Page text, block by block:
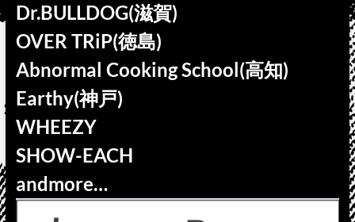
Dr.BULLDOG(滋賀)
OVER TRiP(徳島)
Abnormal Cooking School(高知)
Earthy(神戸)
WHEEZY
SHOW-EACH
andmore…